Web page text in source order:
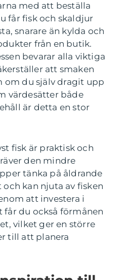
med att beställa
får fisk och skaldjur
snarare än kylda och
från en butik.
bevarar alla viktiga
att smaken
om du själv dragit upp
värdesätter både
är detta en stor
fisk är praktisk och
den mindre
tänka på åldrande
kan njuta av fisken
att investera i
du också förmånen
vilket ger en större
till att planera